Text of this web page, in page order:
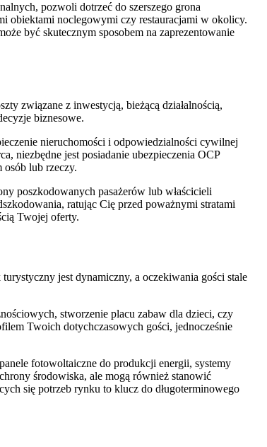
pozwoli dotrzeć do szerszego grona
obiektami noclegowymi czy restauracjami w okolicy.
być skutecznym sposobem na zaprezentowanie
związane z inwestycją, bieżącą działalnością,
biznesowe.
nieruchomości i odpowiedzialności cywilnej
niezbędne jest posiadanie ubezpieczenia OCP
lub rzeczy.
poszkodowanych pasażerów lub właścicieli
ratując Cię przed poważnymi stratami
Twojej oferty.
jest dynamiczny, a oczekiwania gości stale
stworzenie placu zabaw dla dzieci, czy
Twoich dotychczasowych gości, jednocześnie
fotowoltaiczne do produkcji energii, systemy
środowiska, ale mogą również stanowić
się potrzeb rynku to klucz do długoterminowego